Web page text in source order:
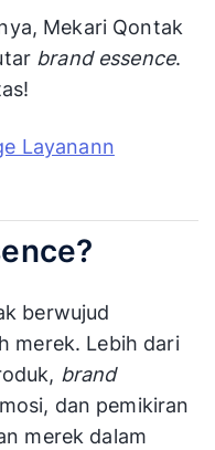
Mekari Qontak
brand essence.
berwujud
merek. Lebih dari
brand
dan pemikiran
merek dalam